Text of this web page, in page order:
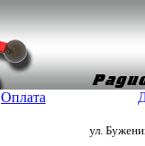
Оплата
ул.